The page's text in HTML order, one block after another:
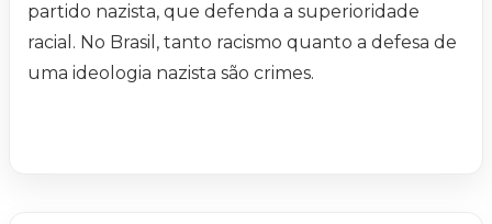
partido nazista, que defenda a superioridade
racial. No Brasil, tanto racismo quanto a defesa de
uma ideologia nazista são crimes.